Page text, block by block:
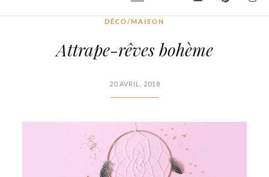
DÉCO/MAISON
Attrape-rêves bohème
20 AVRIL, 2018